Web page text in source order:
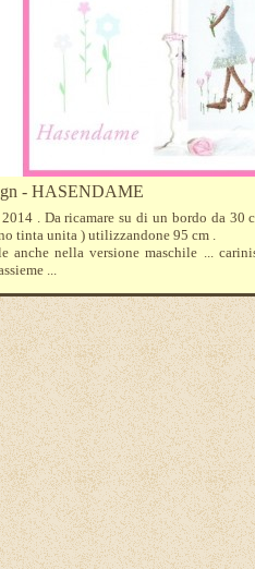
- HASENDAME
2014 . Da ricamare su di un bordo da 30
tinta unita ) utilizzandone 95 cm .
anche nella versione maschile ...
...